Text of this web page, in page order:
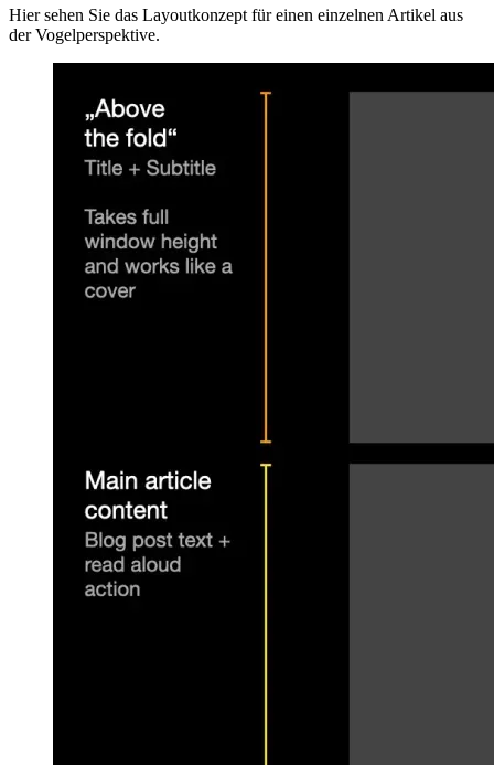
es gibt keine wirklich interaktiven Elemente, es ist fast
ausschließlich der Artikeltext sichtbar
Hier sehen Sie das Layoutkonzept für einen einzelnen Artikel aus